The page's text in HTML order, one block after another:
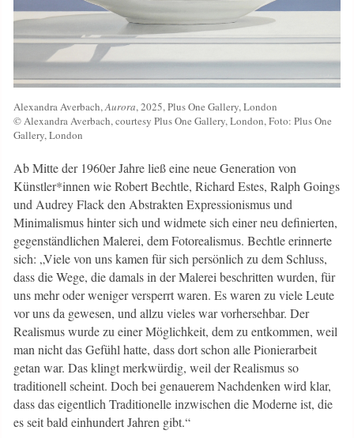
Alexandra Averbach,Aurora, 2025, Plus One Gallery, London
© Alexandra Averbach, courtesy Plus One Gallery, London, Foto: Plus One
Gallery, London
Ab Mitte der 1960er Jahre ließ eine neue Generation von
Künstler*innen wie Robert Bechtle, Richard Estes, Ralph Goings
und Audrey Flack den Abstrakten Expressionismus und
Minimalismus hinter sich und widmete sich einer neu definierten,
gegenständlichen Malerei, dem Fotorealismus. Bechtle erinnerte
sich: „Viele von uns kamen für sich persönlich zu dem Schluss,
dass die Wege, die damals in der Malerei beschritten wurden, für
uns mehr oder weniger versperrt waren. Es waren zu viele Leute
vor uns da gewesen, und allzu vieles war vorhersehbar. Der
Realismus wurde zu einer Möglichkeit, dem zu entkommen, weil
man nicht das Gefühl hatte, dass dort schon alle Pionierarbeit
getan war. Das klingt merkwürdig, weil der Realismus so
traditionell scheint. Doch bei genauerem Nachdenken wird klar,
dass das eigentlich Traditionelle inzwischen die Moderne ist, die
es seit bald einhundert Jahren gibt.“